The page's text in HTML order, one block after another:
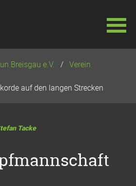
Breisgau e.V.
Verein
auf den langen Strecken
Tacke